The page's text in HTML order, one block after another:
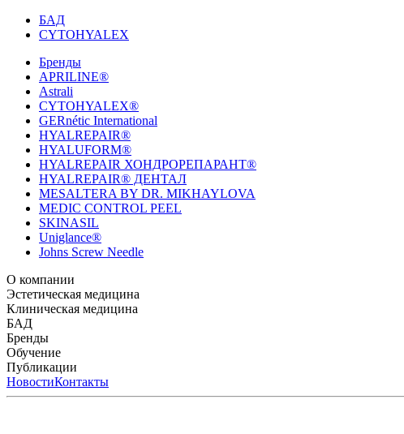
БАД
CYTOHYALEX
Бренды
APRILINE®
Astrali
CYTOHYALEX®
GERnétic International
HYALREPAIR®
HYALUFORM®
HYALREPAIR ХОНДРОРЕПАРАНТ®
HYALREPAIR® ДЕНТАЛ
MESALTERA BY DR. MIKHAYLOVA
MEDIC CONTROL PEEL
SKINASIL
Uniglance®
Johns Screw Needle
О компании
История компанииНаучный центр
Эстетическая медицина
БиорепарацияФиллеры
Клиническая медицина
HYALREPAIR® CHONDROreparant
БАД
CYTOHYALEX
Бренды
APRILINE®
MIKHAYLOVA
Обучение
Расписание мероприятий
Публикации
ЖУРНАЛ LES NOUVELLES ESTHÉTIQUES
НовостиКонтакты